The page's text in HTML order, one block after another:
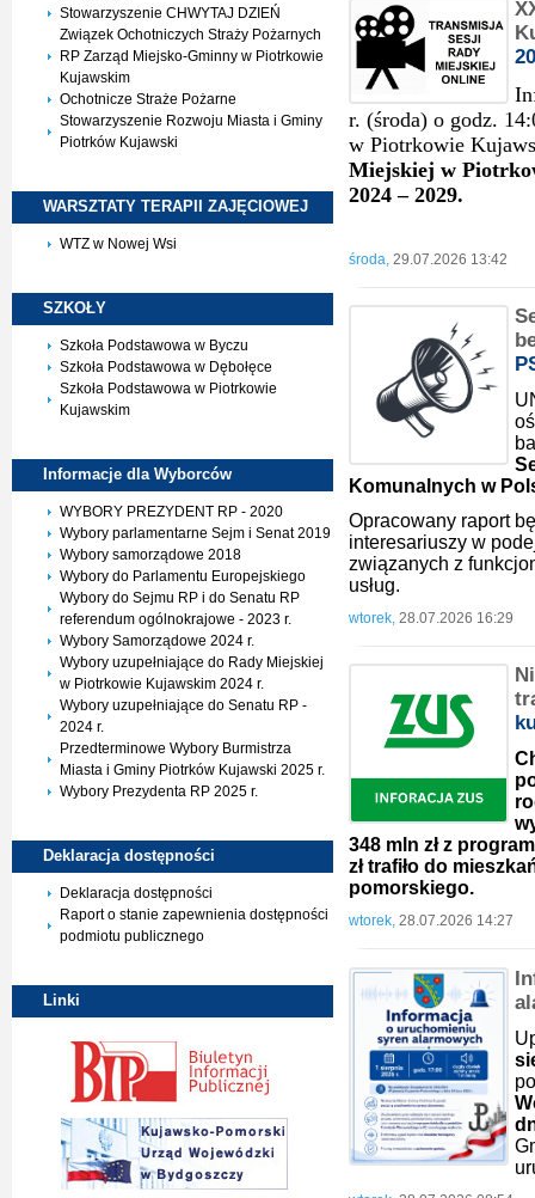
Stowarzyszenie CHWYTAJ DZIEŃ
Związek Ochotniczych Straży Pożarnych
RP Zarząd Miejsko-Gminny w Piotrkowie
Kujawskim
Ochotnicze Straże Pożarne
Stowarzyszenie Rozwoju Miasta i Gminy
Piotrków Kujawski
WARSZTATY TERAPII ZAJĘCIOWEJ
WTZ w Nowej Wsi
SZKOŁY
Szkoła Podstawowa w Byczu
Szkoła Podstawowa w Dębołęce
Szkoła Podstawowa w Piotrkowie
Kujawskim
Informacje dla Wyborców
WYBORY PREZYDENT RP - 2020
Wybory parlamentarne Sejm i Senat 2019
Wybory samorządowe 2018
Wybory do Parlamentu Europejskiego
Wybory do Sejmu RP i do Senatu RP
referendum ogólnokrajowe - 2023 r.
Wybory Samorządowe 2024 r.
Wybory uzupełniające do Rady Miejskiej
w Piotrkowie Kujawskim 2024 r.
Wybory uzupełniające do Senatu RP -
2024 r.
Przedterminowe Wybory Burmistrza
Miasta i Gminy Piotrków Kujawski 2025 r.
Wybory Prezydenta RP 2025 r.
Deklaracja dostępności
Deklaracja dostępności
Raport o stanie zapewnienia dostępności
podmiotu publicznego
Linki
r. (środa) o godz.
w Piotrkowie
Miejskiej w
2024 – 2029.
środa, 29.07.2026 13:42
Komunalnych w
Opracowany raport
interesariuszy w
związanych z
usług.
wtorek, 28.07.2026 16:29
348 mln zł z
zł trafiło do
pomorskiego.
wtorek, 28.07.2026 14:27